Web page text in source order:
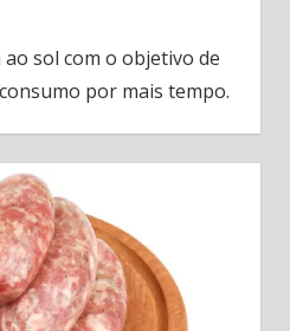
ao sol com o objetivo de
por mais tempo.